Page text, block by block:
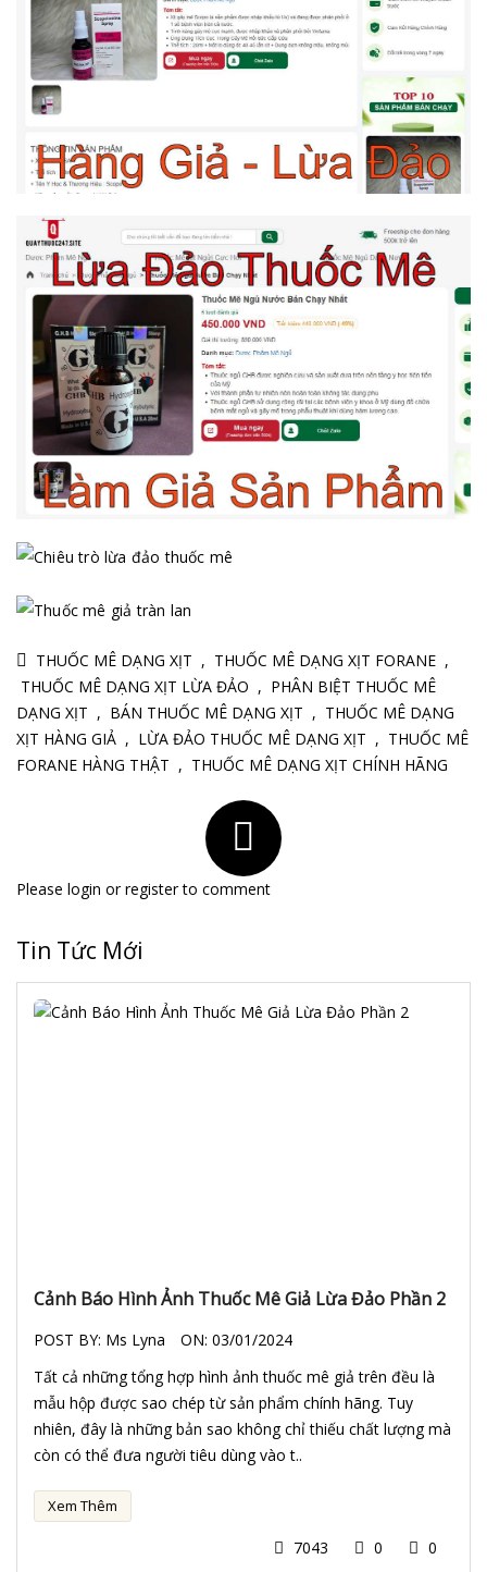
THUỐC MÊ DẠNG XỊT , THUỐC MÊ DẠNG XỊT FORANE ,
THUỐC MÊ DẠNG XỊT LỪA ĐẢO , PHÂN BIỆT THUỐC MÊ
DẠNG XỊT , BÁN THUỐC MÊ DẠNG XỊT , THUỐC MÊ DẠNG
XỊT HÀNG GIẢ , LỪA ĐẢO THUỐC MÊ DẠNG XỊT , THUỐC MÊ
FORANE HÀNG THẬT , THUỐC MÊ DẠNG XỊT CHÍNH HÃNG
Please login orregisterto comment
Tin Tức Mới
Cảnh Báo Hình Ảnh Thuốc Mê Giả Lừa Đảo Phần 2
POST BY: Ms Lyna ON: 03/01/2024
Tất cả những tổng hợp hình ảnh thuốc mê giả trên đều là
mẫu hộp được sao chép từ sản phẩm chính hãng. Tuy
nhiên, đây là những bản sao không chỉ thiếu chất lượng mà
còn có thể đưa người tiêu dùng vào t..
Xem Thêm
7043 0 0